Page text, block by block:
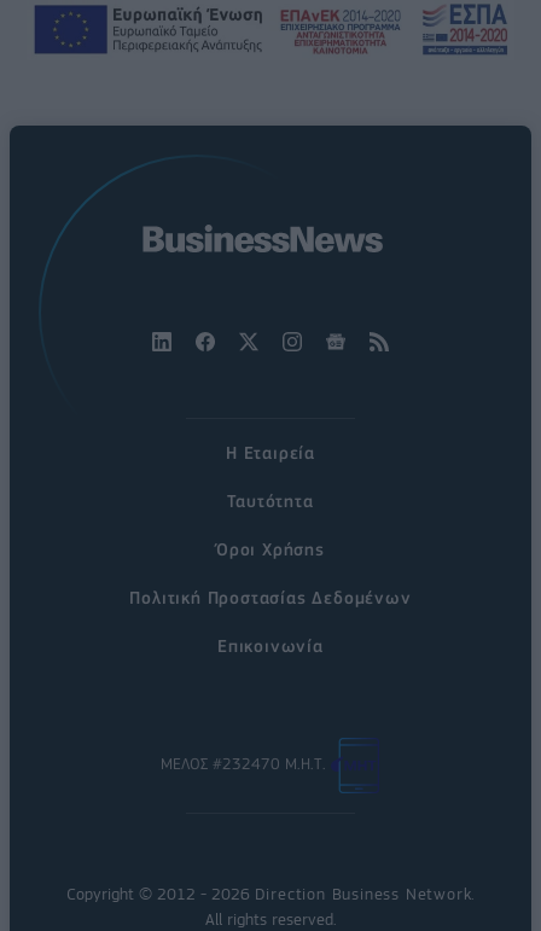
Η Εταιρεία
Ταυτότητα
Όροι Χρήσης
Πολιτική Προστασίας Δεδομένων
Επικοινωνία
ΜΕΛΟΣ #232470 Μ.Η.Τ.
Copyright © 2012 - 2026 Direction Business Network.
All rights reserved.